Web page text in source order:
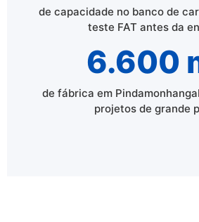
de capacidade no banco de
teste FAT antes da
6.600
de fábrica em
projetos de grande